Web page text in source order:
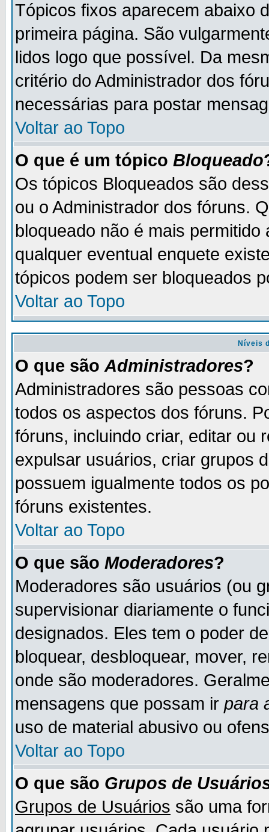
Tópicos fixos aparecem abaixo
primeira página. São
lidos logo que possível. Da
critério do Administrador dos
necessárias para postar
Voltar ao Topo
O que é um tópico Bloqueado
Os tópicos Bloqueados são
ou o Administrador dos fóruns.
bloqueado não é mais
qualquer eventual enquete
tópicos podem ser bloqueados
Voltar ao Topo
Níveis
O que são Administradores?
Administradores são pessoas
todos os aspectos dos fóruns.
fóruns, incluindo criar, editar ou
expulsar usuários, criar grupos
possuem igualmente todos os
fóruns existentes.
Voltar ao Topo
O que são Moderadores?
Moderadores são usuários (ou
supervisionar diariamente o
designados. Eles tem o poder
bloquear, desbloquear, mover,
onde são moderadores.
mensagens que possam ir para
uso de material abusivo ou
Voltar ao Topo
O que são Grupos de
Grupos de Usuários são uma